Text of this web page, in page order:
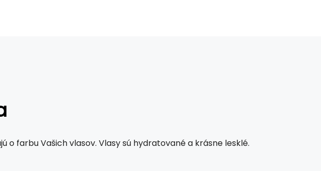
o farbu Vašich vlasov. Vlasy sú hydratované a krásne lesklé.